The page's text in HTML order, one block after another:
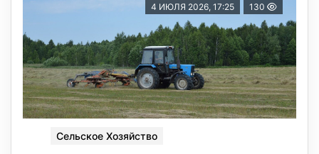
4 ИЮЛЯ 2026, 17:25 130
Сельское Хозяйство